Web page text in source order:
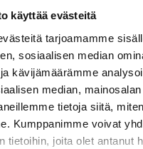
käyttää evästeitä
tarjoamamme
sosiaalisen median
kävijämäärämme
median,
tietoja siitä,
Kumppanimme voivat
tietoihin, joita olet antanut
hallitus rikkoo
alustayritykset
työoikeuden